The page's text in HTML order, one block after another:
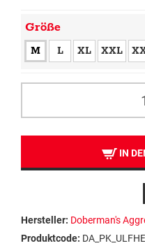
Größe
M L XL XXL
IN
Hersteller: Doberman's
Produktcode: